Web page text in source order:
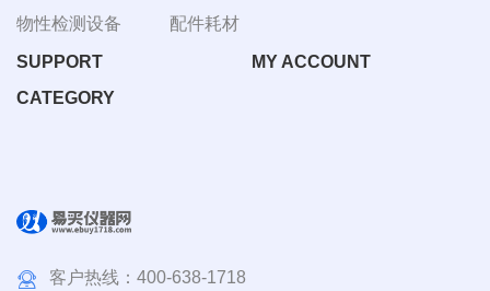
物性检测设备
配件耗材
SUPPORT
MY ACCOUNT
CATEGORY
客户热线： 400-638-1718